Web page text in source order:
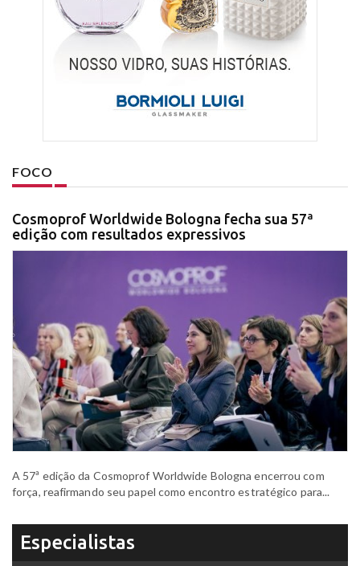
FOCO
Cosmoprof Worldwide Bologna fecha sua 57ª
edição com resultados expressivos
A 57ª edição da Cosmoprof Worldwide Bologna encerrou com
força, reafirmando seu papel como encontro estratégico para...
Especialistas